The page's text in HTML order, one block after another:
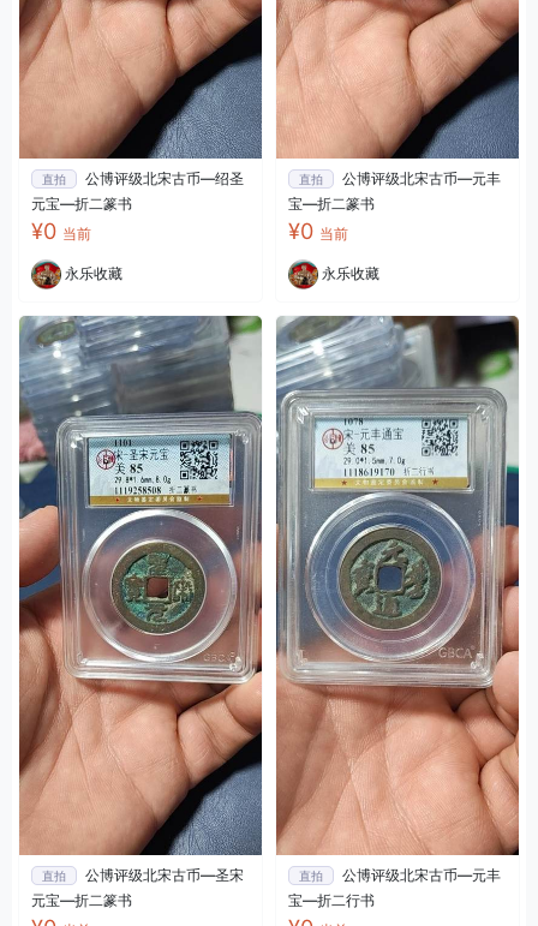
直拍
公博评级北宋古币—绍圣
元宝—折二篆书
¥0 当前
永乐收藏
直拍
公博评级北宋古币—元丰
宝—折二篆书
¥0 当前
永乐收藏
直拍
公博评级北宋古币—圣宋
元宝—折二篆书
直拍
公博评级北宋古币—元丰
宝—折二行书